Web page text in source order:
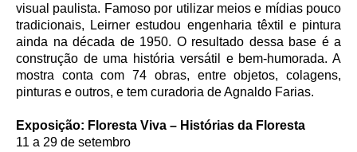
visual paulista. Famoso por utilizar meios e mídias pouco
tradicionais, Leirner estudou engenharia têxtil e pintura
ainda na década de 1950. O resultado dessa base é a
construção de uma história versátil e bem-humorada. A
mostra conta com 74 obras, entre objetos, colagens,
pinturas e outros, e tem curadoria de Agnaldo Farias.
Exposição: Floresta Viva – Histórias da Floresta
11 a 29 de setembro